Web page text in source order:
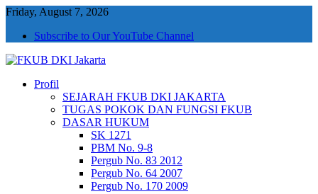
Friday, August 7, 2026
Subscribe to Our YouTube Channel
FKUB DKI Jakarta
Jakarta Aman, Jakarta Damai dan Rukun
Profil
SEJARAH FKUB DKI JAKARTA
TUGAS POKOK DAN FUNGSI FKUB
DASAR HUKUM
SK 1271
PBM No. 9-8
Pergub No. 83 2012
Pergub No. 64 2007
Pergub No. 170 2009